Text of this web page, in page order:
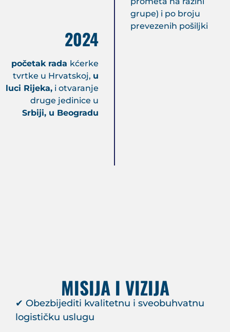
2024
početak rada kćerke
tvrtke u Hrvatskoj, u
luci Rijeka, i otvaranje
druge jedinice u
Srbiji, u Beogradu
grupe) i po broju
prevezenih pošiljki
MISIJA I VIZIJA
✔ Obezbijediti kvalitetnu i sveobuhvatnu
logističku uslugu